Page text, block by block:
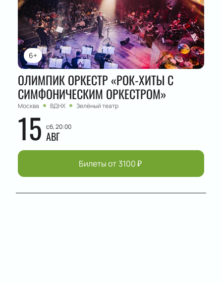
6+
ОЛИМПИК ОРКЕСТР «РОК-ХИТЫ С
СИМФОНИЧЕСКИМ ОРКЕСТРОМ»
Москва ВДНХ Зелёный театр
15 сб, 20:00
АВГ
Билеты от 3100₽